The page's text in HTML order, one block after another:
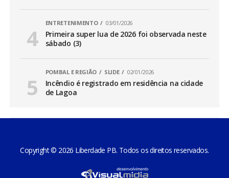
ENTRETENIMENTO 03/01/2026
Primeira super lua de 2026 foi observada neste
sábado (3)
POMBAL E REGIÃO SLIDE 02/01/2026
Incêndio é registrado em residência na cidade
de Lagoa
Copyright © 2026 Liberdade PB. Todos os direitos reservados.